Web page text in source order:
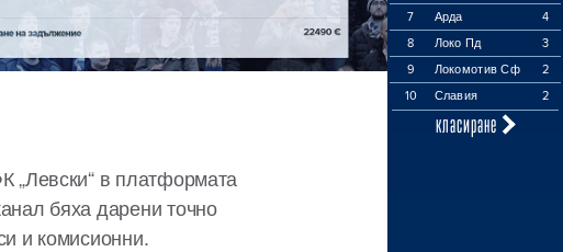
7
Арда
4
8
Локо Пд
3
9
Локомотив Сф
2
10
Славия 2
класиране
„Левски“ в платформата
бяха дарени точно
и комисионни.